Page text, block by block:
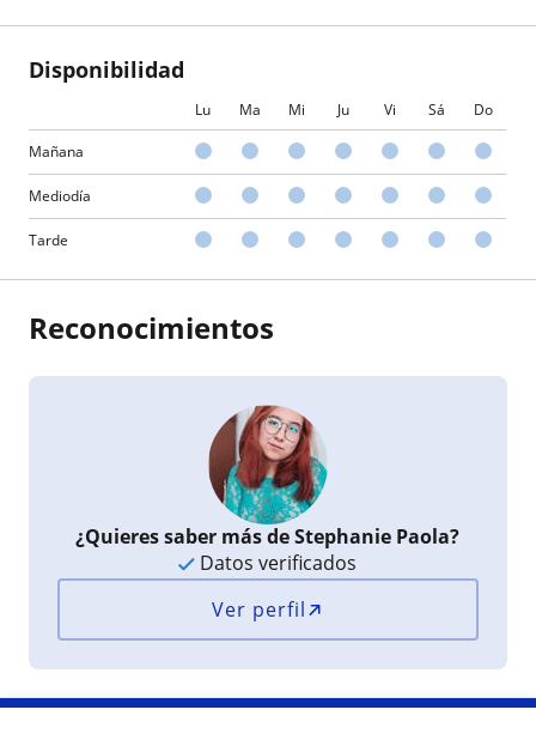
Disponibilidad
Lu Ma Mi Ju Vi Sá Do
Mañana
Mediodía
Tarde
Reconocimientos
¿Quieres saber más de Stephanie Paola?
Datos verificados
Ver perfil